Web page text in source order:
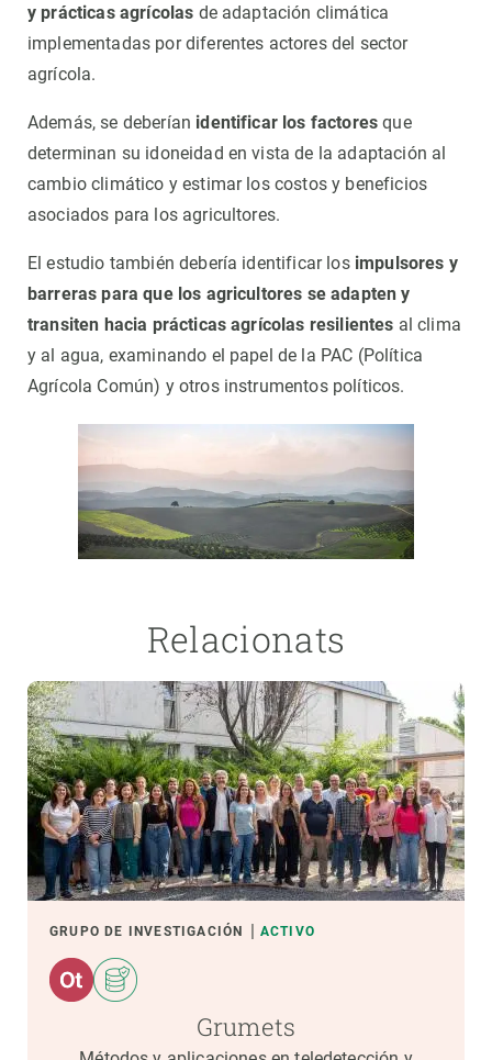
y prácticas agrícolas de adaptación climática
implementadas por diferentes actores del sector
agrícola.
Además, se deberían identificar los factores que
determinan su idoneidad en vista de la adaptación al
cambio climático y estimar los costos y beneficios
asociados para los agricultores.
El estudio también debería identificar los impulsores y
barreras para que los agricultores se adapten y
transiten hacia prácticas agrícolas resilientes al clima
y al agua, examinando el papel de la PAC (Política
Agrícola Común) y otros instrumentos políticos.
Relacionats
GRUPO DE INVESTIGACIÓN ACTIVO
Grumets